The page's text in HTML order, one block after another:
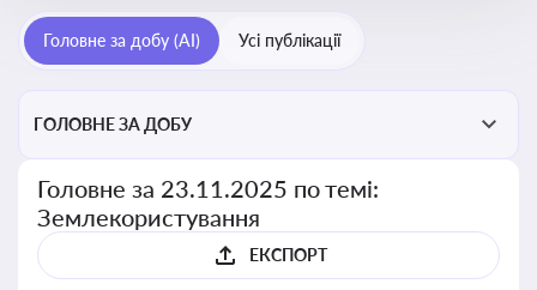
Головне за добу (AI) Усі публікації
ГОЛОВНЕ ЗА ДОБУ
Головне за 23.11.2025 по темі:
Землекористування
ЕКСПОРТ